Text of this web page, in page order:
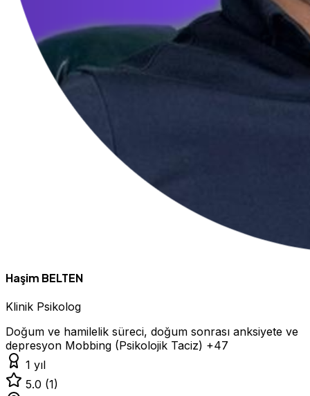
Haşim BELTEN
Klinik Psikolog
Doğum ve hamilelik süreci, doğum sonrası anksiyete ve
depresyon Mobbing (Psikolojik Taciz) +47
1 yıl
5.0 (1)